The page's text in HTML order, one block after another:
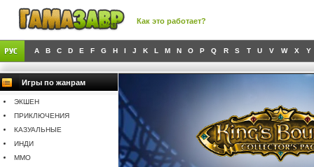
Как это работает?
A B C D E F G H I J K L M N O P Q R S T U V W X Y
Игры по жанрам
ЭКШЕН
ПРИКЛЮЧЕНИЯ
КАЗУАЛЬНЫЕ
ИНДИ
MMO